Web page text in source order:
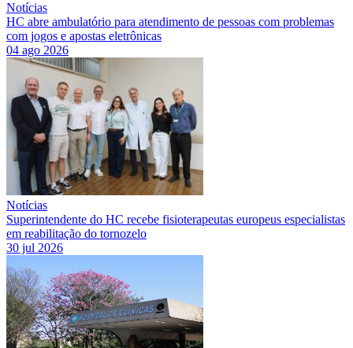
Notícias
HC abre ambulatório para atendimento de pessoas com problemas
com jogos e apostas eletrônicas
04 ago 2026
Notícias
Superintendente do HC recebe fisioterapeutas europeus especialistas
em reabilitação do tornozelo
30 jul 2026